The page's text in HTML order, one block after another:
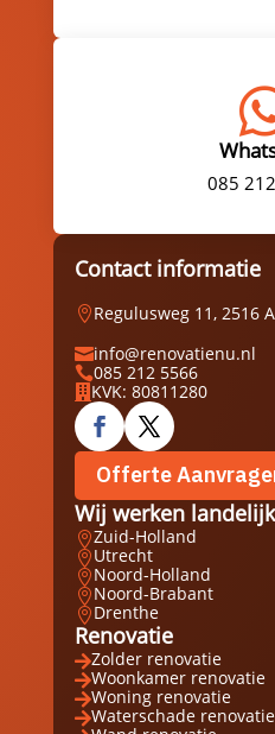
085
Contact informatie
Regulusweg 11, 2516
info@renovatienu.nl
085 212 5566
 KVK: 80811280
Offerte
Wij werken landelijk
Zuid-Holland
Utrecht
Noord-Holland
Noord-Brabant
Drenthe
Renovatie
Zolder renovatie
Woonkamer renovatie
Woning renovatie
Waterschade renovatie